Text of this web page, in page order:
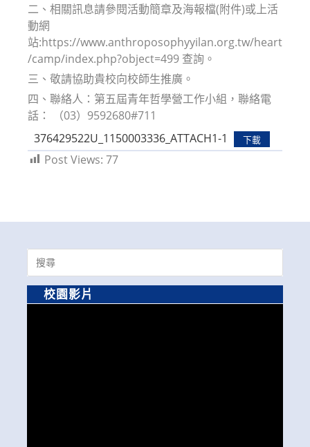
二、相關訊息請參閱活動簡章及海報檔(附件)或上活
動網
站:https://www.anthroposophyyilan.org.tw/heart
/camp/index.php?object=499 查詢。
三、敬請協助貴校向校師生推廣。
四、聯絡人：第五屆青年哲學營工作小組，聯絡電
話： （03）9592680#711
376429522U_1150003336_ATTACH1-1
下載
Post Views: 77
Search
for:
校園影片